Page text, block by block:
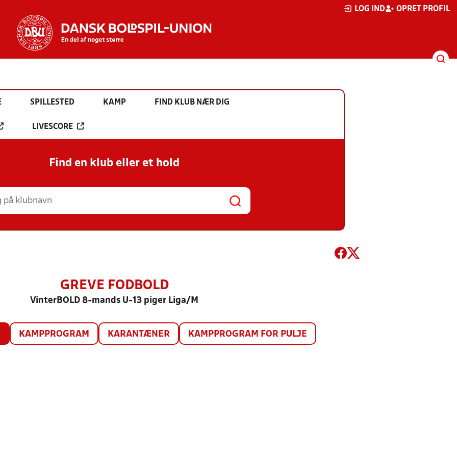
LOG IND OPRET PROFIL
SPILLESTED KAMP FIND KLUB NÆR DIG
LIVESCORE
Find en klub eller et hold
GREVE FODBOLD
VinterBOLD 8-mands U-13 piger Liga/M
KAMPPROGRAM KARANTÆNER KAMPPROGRAM FOR PULJE